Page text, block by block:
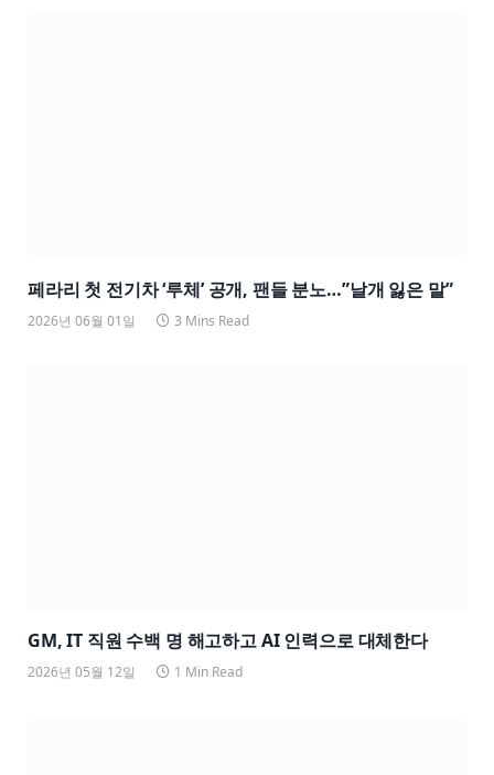
페라리 첫 전기차 ‘루체’ 공개, 팬들 분노…”날개 잃은 말”
2026년 06월 01일 3 Mins Read
GM, IT 직원 수백 명 해고하고 AI 인력으로 대체한다
2026년 05월 12일 1 Min Read